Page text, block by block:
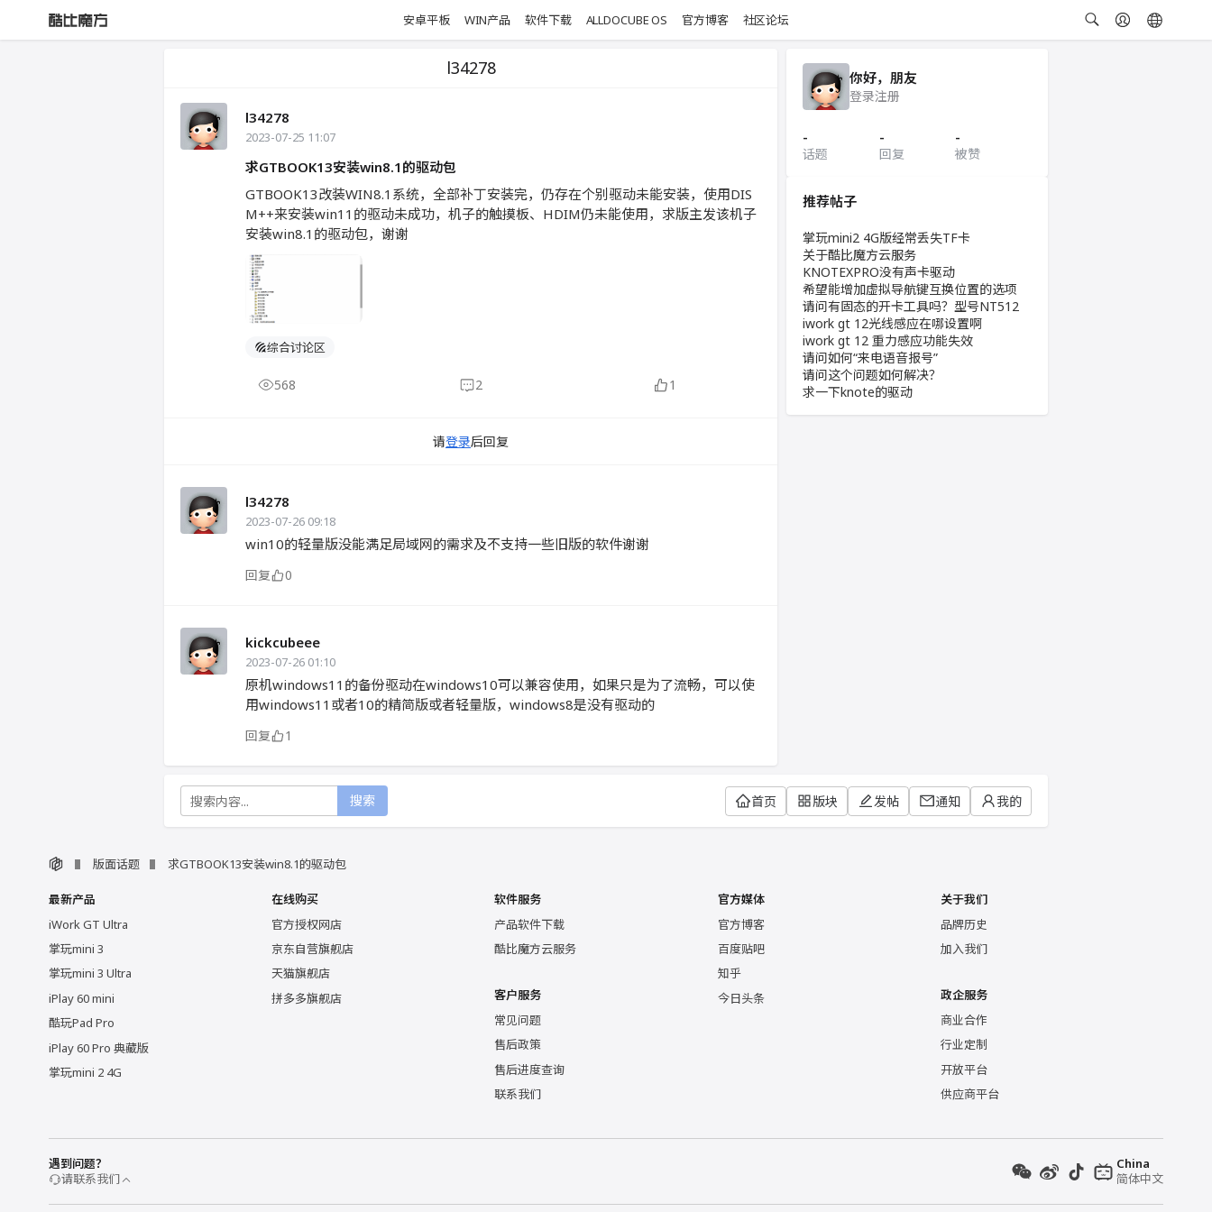
安卓平板 WIN产品 软件下载 ALLDOCUBE OS 官方博客 社区论坛
l34278
l34278
2023-07-25 11:07
求GTBOOK13安装win8.1的驱动包
GTBOOK13改装WIN8.1系统，全部补丁安装完，仍存在个别驱动未能安装，使用DIS
M++来安装win11的驱动未成功，机子的触摸板、HDIM仍未能使用，求版主发该机子
安装win8.1的驱动包，谢谢
综合讨论区
568 2 1
请登录后回复
l34278
2023-07-26 09:18
win10的轻量版没能满足局域网的需求及不支持一些旧版的软件谢谢
回复 0
kickcubeee
2023-07-26 01:10
原机windows11的备份驱动在windows10可以兼容使用，如果只是为了流畅，可以使
用windows11或者10的精简版或者轻量版，windows8是没有驱动的
回复 1
你好，朋友
登录注册
-
话题
-
回复
-
被赞
推荐帖子
掌玩mini2 4G版经常丢失TF卡
关于酷比魔方云服务
KNOTEXPRO没有声卡驱动
希望能增加虚拟导航键互换位置的选项
请问有固态的开卡工具吗？型号NT512
iwork gt 12光线感应在哪设置啊
iwork gt 12 重力感应功能失效
请问如何“来电语音报号”
请问这个问题如何解决？
求一下knote的驱动
搜索 首页 版块 发帖 通知 我的
版面话题 求GTBOOK13安装win8.1的驱动包
最新产品
iWork GT Ultra
掌玩mini 3
掌玩mini 3 Ultra
iPlay 60 mini
酷玩Pad Pro
iPlay 60 Pro 典藏版
掌玩mini 2 4G
在线购买
官方授权网店
京东自营旗舰店
天猫旗舰店
拼多多旗舰店
软件服务
产品软件下载
酷比魔方云服务
客户服务
常见问题
售后政策
售后进度查询
联系我们
官方媒体
官方博客
百度贴吧
知乎
今日头条
关于我们
品牌历史
加入我们
政企服务
商业合作
行业定制
开放平台
供应商平台
遇到问题？
请联系我们
China
简体中文